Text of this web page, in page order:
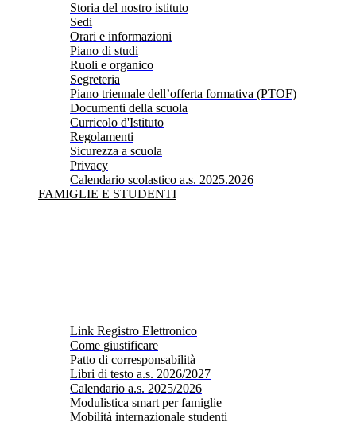
Storia del nostro istituto
Sedi
Orari e informazioni
Piano di studi
Ruoli e organico
Segreteria
Piano triennale dell’offerta formativa (PTOF)
Documenti della scuola
Curricolo d'Istituto
Regolamenti
Sicurezza a scuola
Privacy
Calendario scolastico a.s. 2025.2026
FAMIGLIE E STUDENTI
Link Registro Elettronico
Come giustificare
Patto di corresponsabilità
Libri di testo a.s. 2026/2027
Calendario a.s. 2025/2026
Modulistica smart per famiglie
Mobilità internazionale studenti